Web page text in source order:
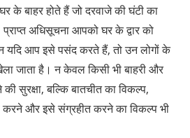
के बाहर होते हैं जो दरवाजे की घंटी का
अधिसूचना आपको घर के द्वार को
यदि आप इसे पसंद करते हैं, तो उन लोगों के
जाता है। न केवल किसी भी बाहरी और
सुरक्षा, बल्कि बातचीत का विकल्प,
करने और इसे संग्रहीत करने का विकल्प भी